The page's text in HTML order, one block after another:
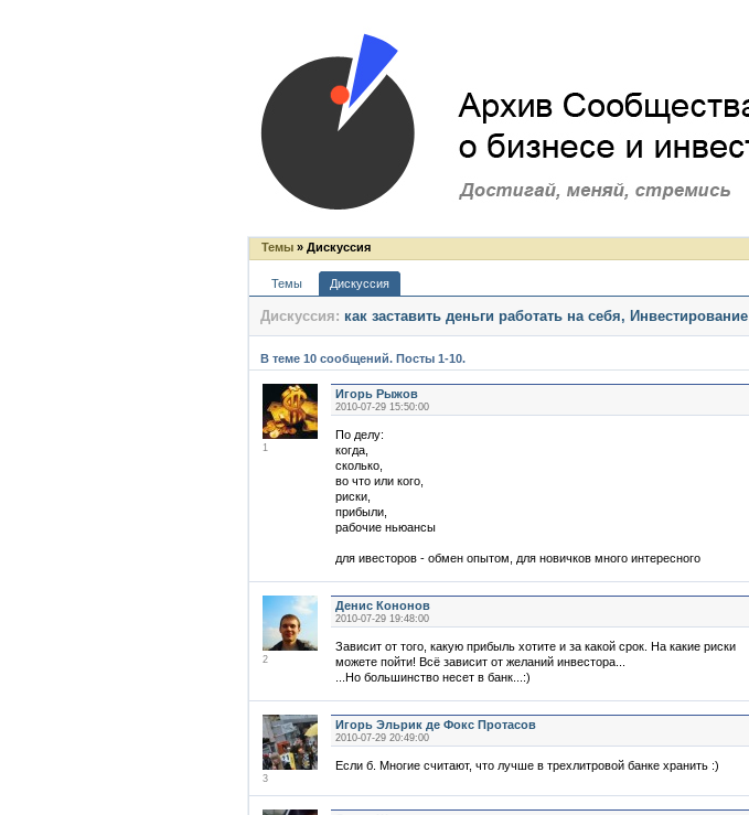
Темы » Дискуссия
Темы Дискуссия
Дискуссия: как заставить деньги работать на себя, Инвестирование
В теме 10 сообщений. Посты 1-10.
1
Игорь Рыжов
2010-07-29 15:50:00
По делу:
когда,
сколько,
во что или кого,
риски,
прибыли,
рабочие ньюансы
для ивесторов - обмен опытом, для новичков много интересного
2
Денис Кононов
2010-07-29 19:48:00
Зависит от того, какую прибыль хотите и за какой срок. На какие риски
можете пойти! Всё зависит от желаний инвестора...
...Но большинство несет в банк...:)
3
Игорь Эльрик де Фокс Протасов
2010-07-29 20:49:00
Если б. Многие считают, что лучше в трехлитровой банке хранить :)